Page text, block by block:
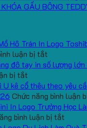
GẤU BÔNG
Hô Trán In Logo
luận bị tắt
Băng
Mồ
Hô
Trán
In
đô tay in số lượng
bị tắt
Cung
cấp
băng
đô
U kê cổ thêu theo yêu
Chức năng bình luận
In Logo Trường Học
bình luận bị tắt